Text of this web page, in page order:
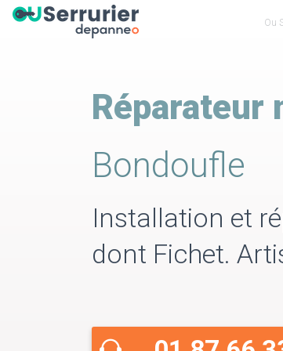
Ou
Réparateur
Bondoufle
Installation et
dont Fichet.